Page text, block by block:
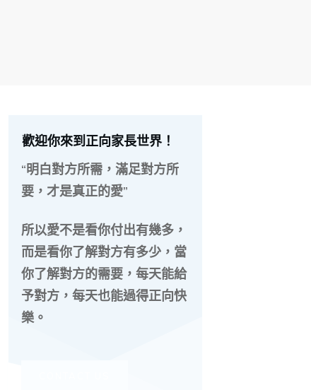
歡迎你來到正向家長世界！
“明白對方所需，滿足對方所
要，才是真正的愛”
所以愛不是看你付出有幾多，
而是看你了解對方有多少，當
你了解對方的需要，每天能給
予對方，每天也能過得正向快
樂。